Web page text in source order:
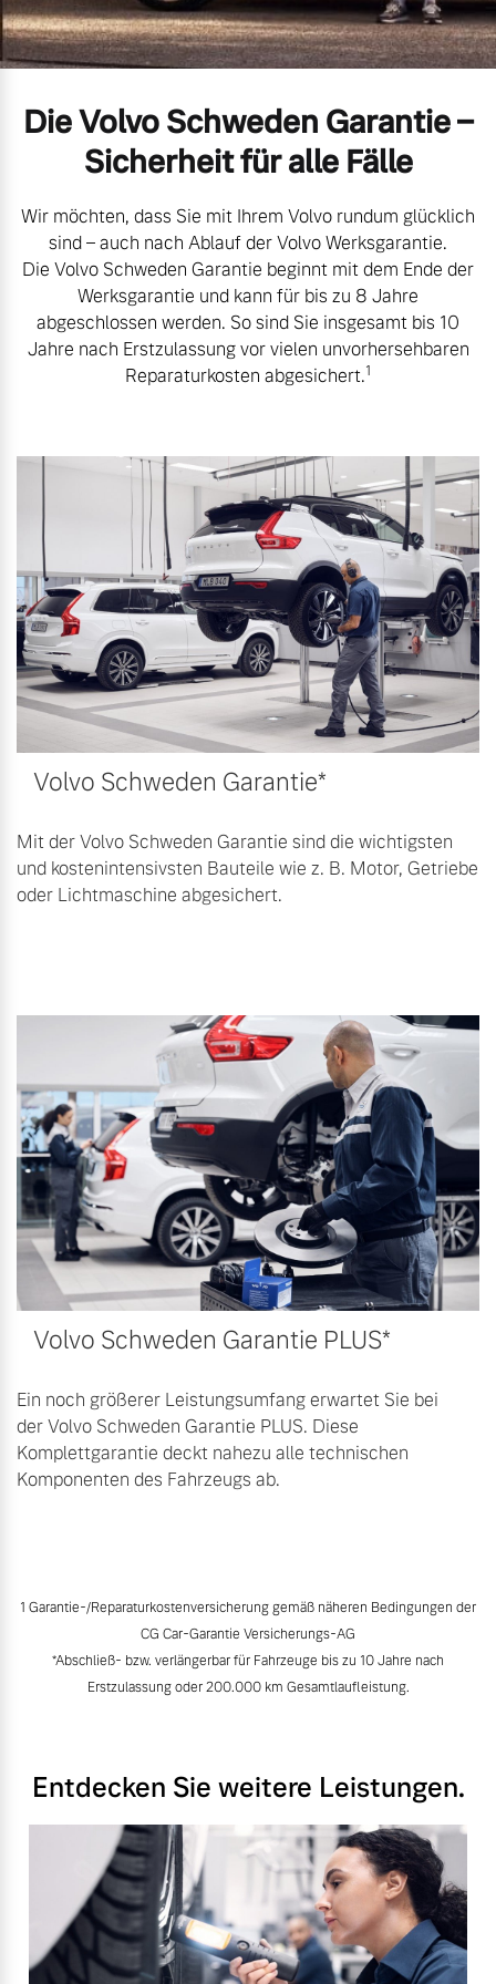
Mild-Hybrid
Geschäftskunden
Editionsmodelle
Konnektivität
Angebot anfragen
Fahrzeug konfigurieren
Sofort verfügbare Fahrzeuge
Volvo Selekt
Gebrauchtwagen
Die Neuwagenalternative
Mehr erfahren
Mehr erfahren
Volvo Gebrauchtwagenbörse
Aktuelle Zubehörangebote
Zubehörkatalog
Aktuelle Serviceangebote
Service by Volvo
Sie erhalten bei uns eine
Vielzahl von Original
Volvo Winter- und
Sommer Kompletträder.
Bitte sprechen Sie uns
direkt an.
Mehr erfahren
Frühjahrscheck
Entdecken Sie unsere
Mehr erfahren
Versicherung
Kontakt und Anfahrt
Die Volvo Schweden Garantie –
Sicherheit für alle Fälle
Wir möchten, dass Sie mit Ihrem Volvo rundum glücklich
sind – auch nach Ablauf der Volvo Werksgarantie.
Die Volvo Schweden Garantie beginnt mit dem Ende der
Werksgarantie und kann für bis zu 8 Jahre
abgeschlossen werden. So sind Sie insgesamt bis 10
Jahre nach Erstzulassung vor vielen unvorhersehbaren
Reparaturkosten abgesichert.1
Volvo Schweden Garantie*
Mit der Volvo Schweden Garantie sind die wichtigsten
und kostenintensivsten Bauteile wie z. B. Motor, Getriebe
oder Lichtmaschine abgesichert.
Volvo Schweden Garantie PLUS*
Ein noch größerer Leistungsumfang erwartet Sie bei
der Volvo Schweden Garantie PLUS. Diese
Komplettgarantie deckt nahezu alle technischen
Komponenten des Fahrzeugs ab.
1 Garantie-/Reparaturkostenversicherung gemäß näheren Bedingungen der
CG Car-Garantie Versicherungs-AG
*Abschließ- bzw. verlängerbar für Fahrzeuge bis zu 10 Jahre nach
Erstzulassung oder 200.000 km Gesamtlaufleistung.
Entdecken Sie weitere Leistungen.